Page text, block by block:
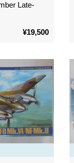
Late-
¥19,500